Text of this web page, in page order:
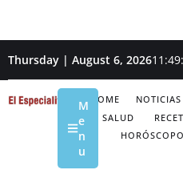
Thursday | August 6, 2026
HOME NOTICIAS
SALUD
HORÓSCOPO
M
e
n
u